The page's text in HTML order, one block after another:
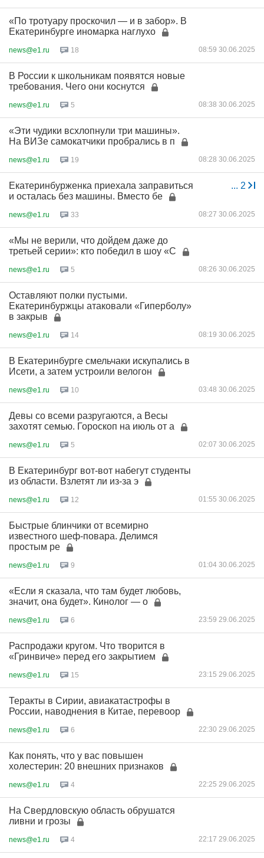
«По тротуару проскочил — и в забор». В
Екатеринбурге иномарка наглухо
news@e1.ru 18 08:59 30.06.2025
В России к школьникам появятся новые
требования. Чего они коснутся
news@e1.ru 5 08:38 30.06.2025
«Эти чудики всхлопнули три машины».
На ВИЗе самокатчики пробрались в п
news@e1.ru 19 08:28 30.06.2025
... 2
Екатеринбурженка приехала заправиться
и осталась без машины. Вместо бе
news@e1.ru 33 08:27 30.06.2025
«Мы не верили, что дойдем даже до
третьей серии»: кто победил в шоу «С
news@e1.ru 5 08:26 30.06.2025
Оставляют полки пустыми.
Екатеринбуржцы атаковали «Гиперболу»
в закрыв
news@e1.ru 14 08:19 30.06.2025
В Екатеринбурге смельчаки искупались в
Исети, а затем устроили велогон
news@e1.ru 10 03:48 30.06.2025
Девы со всеми разругаются, а Весы
захотят семью. Гороскоп на июль от а
news@e1.ru 5 02:07 30.06.2025
В Екатеринбург вот-вот набегут студенты
из области. Взлетят ли из-за э
news@e1.ru 12 01:55 30.06.2025
Быстрые блинчики от всемирно
известного шеф-повара. Делимся
простым ре
news@e1.ru 9 01:04 30.06.2025
«Если я сказала, что там будет любовь,
значит, она будет». Кинолог — о
news@e1.ru 6 23:59 29.06.2025
Распродажи кругом. Что творится в
«Гринвиче» перед его закрытием
news@e1.ru 15 23:15 29.06.2025
Теракты в Сирии, авиакатастрофы в
России, наводнения в Китае, перевоор
news@e1.ru 6 22:30 29.06.2025
Как понять, что у вас повышен
холестерин: 20 внешних признаков
news@e1.ru 4 22:25 29.06.2025
На Свердловскую область обрушатся
ливни и грозы
news@e1.ru 4 22:17 29.06.2025